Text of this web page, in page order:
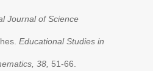
Journal of Science
Educational Studies in
38, 51-66.